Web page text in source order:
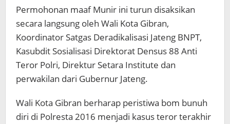
Permohonan maaf Munir ini turun disaksikan
secara langsung oleh Wali Kota Gibran,
Koordinator Satgas Deradikalisasi Jateng BNPT,
Kasubdit Sosialisasi Direktorat Densus 88 Anti
Teror Polri, Direktur Setara Institute dan
perwakilan dari Gubernur Jateng.
Wali Kota Gibran berharap peristiwa bom bunuh
diri di Polresta 2016 menjadi kasus teror terakhir